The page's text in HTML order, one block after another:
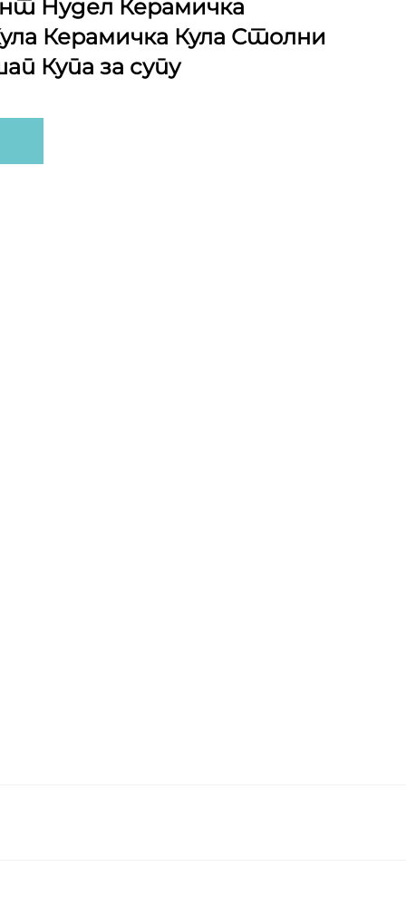
Нудел Керамичка
Керамичка Кула Столни
Купа за супу